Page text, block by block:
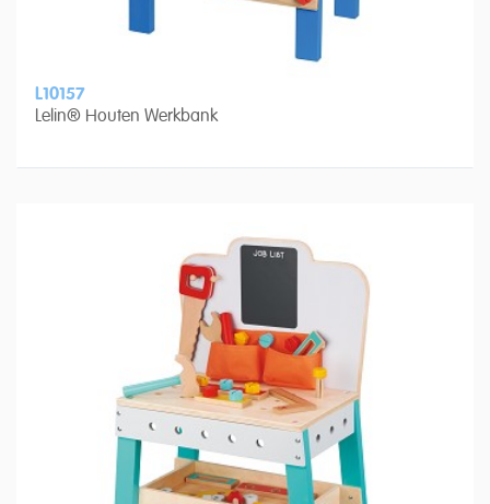
L10157
Lelin® Houten Werkbank